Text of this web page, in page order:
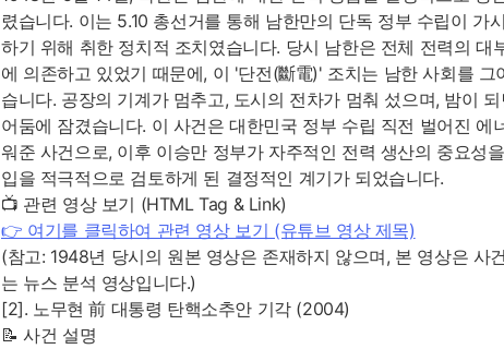
렸습니다. 이는 5.10 총선거를 통해 남한만의 단독 정부 수립이 가
하기 위해 취한 정치적 조치였습니다. 당시 남한은 전체 전력의 대
에 의존하고 있었기 때문에, 이 '단전(斷電)' 조치는 남한 사회를 그
습니다. 공장의 기계가 멈추고, 도시의 전차가 멈춰 섰으며, 밤이
어둠에 잠겼습니다. 이 사건은 대한민국 정부 수립 직전 벌어진 에
워준 사건으로, 이후 이승만 정부가 자주적인 전력 생산의 중요성
입을 적극적으로 검토하게 된 결정적인 계기가 되었습니다.
📺 관련 영상 보기 (HTML Tag & Link)
👉 여기를 클릭하여 관련 영상 보기 (유튜브 영상 제목)
(참고: 1948년 당시의 원본 영상은 존재하지 않으며, 본 영상은 사
는 뉴스 분석 영상입니다.)
[2]. 노무현 前 대통령 탄핵소추안 기각 (2004)
📝 사건 설명